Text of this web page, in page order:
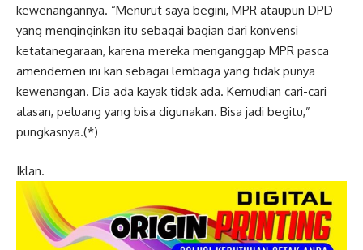
kewenangannya. “Menurut saya begini, MPR ataupun DPD
yang menginginkan itu sebagai bagian dari konvensi
ketatanegaraan, karena mereka menganggap MPR pasca
amendemen ini kan sebagai lembaga yang tidak punya
kewenangan. Dia ada kayak tidak ada. Kemudian cari-cari
alasan, peluang yang bisa digunakan. Bisa jadi begitu,”
pungkasnya.(*)
Iklan.